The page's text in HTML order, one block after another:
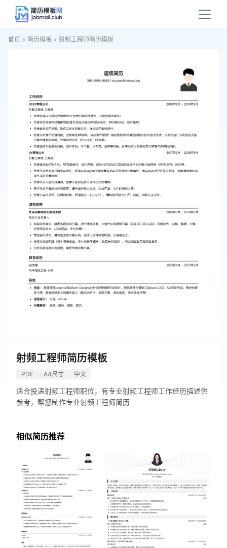
首页 > 简历模板 > 射频工程师简历模板
射频工程师简历模板
PDF A4尺寸 中文
适合投递射频工程师职位，有专业射频工程师工作经历描述供
参考，帮您制作专业射频工程师简历
相似简历推荐